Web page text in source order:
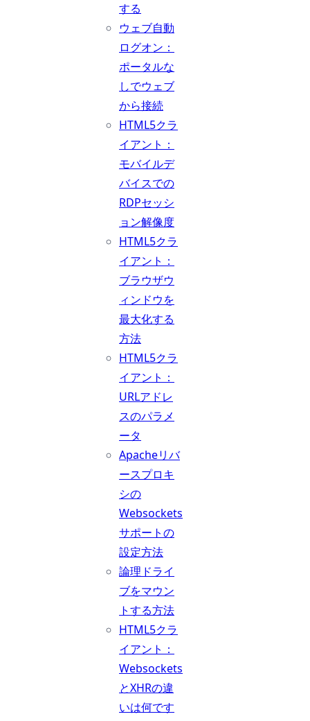
する
ウェブ自動
ログオン：
ポータルな
しでウェブ
から接続
HTML5クラ
イアント：
モバイルデ
バイスでの
RDPセッシ
ョン解像度
HTML5クラ
イアント：
ブラウザウ
ィンドウを
最大化する
方法
HTML5クラ
イアント：
URLアドレ
スのパラメ
ータ
Apacheリバ
ースプロキ
シの
Websockets
サポートの
設定方法
論理ドライ
ブをマウン
トする方法
HTML5クラ
イアント：
Websockets
とXHRの違
いは何です